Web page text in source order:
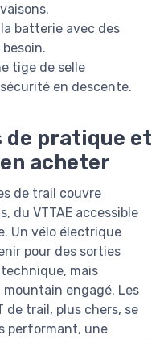
batterie avec des
tige de selle
en descente.
de pratique et
acheter
de trail couvre
du VTTAE accessible
Un vélo électrique
pour des sorties
mais
engagé. Les
de trail, plus chers, se
performant, une